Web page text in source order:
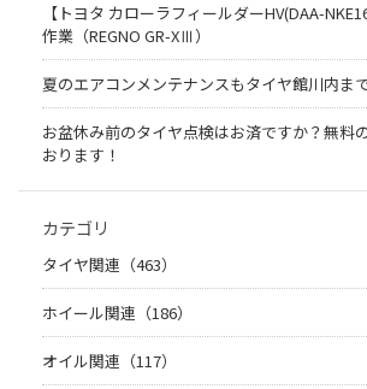
【トヨタ カローラフィールダーHV(DAA-
作業（REGNO GR-XⅢ）
夏のエアコンメンテナンスもタイヤ館川内ま
お盆休み前のタイヤ点検はお済ですか？無料
おります！
カテゴリ
タイヤ関連（463）
ホイール関連（186）
オイル関連（117）